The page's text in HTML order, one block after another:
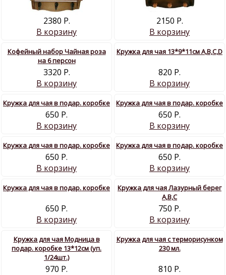
2380 Р.
В корзину
2150 Р.
В корзину
Кофейный набор Чайная роза
на 6 персон
3320 Р.
В корзину
Кружка для чая 13*9*11см А,В,С,D
820 Р.
В корзину
Кружка для чая в подар. коробке
650 Р.
В корзину
Кружка для чая в подар. коробке
650 Р.
В корзину
Кружка для чая в подар. коробке
650 Р.
В корзину
Кружка для чая в подар. коробке
650 Р.
В корзину
Кружка для чая в подар. коробке
650 Р.
В корзину
Кружка для чая Лазурный берег
A,B,C
750 Р.
В корзину
Кружка для чая Модница в
подар. коробке 13*12см (уп.
1/24шт.)
970 Р.
Кружка для чая с терморисунком
230 мл.
810 Р.